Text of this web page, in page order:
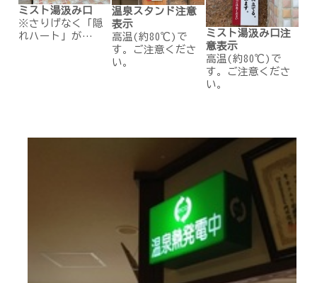
ミスト湯汲み口
※さりげなく「隠
れハート」が…
温泉スタンド注意
表示
高温(約80℃)で
す。ご注意くださ
い。
ミスト湯汲み口注
意表示
高温(約80℃)で
す。ご注意くださ
い。